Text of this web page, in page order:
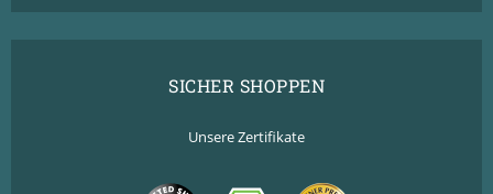
SICHER SHOPPEN
Unsere Zertifikate